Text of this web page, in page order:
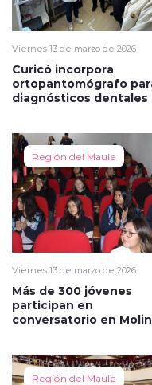
Viernes 13 de marzo de 2026
Curicó incorpora
ortopantomógrafo
diagnósticos dentales
Región del Maule
Viernes 13 de marzo de 2026
Más de 300 jóvenes
participan en
conversatorio en
Región del Maule